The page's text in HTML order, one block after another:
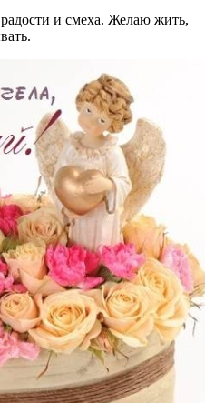
и смеха. Желаю жить,